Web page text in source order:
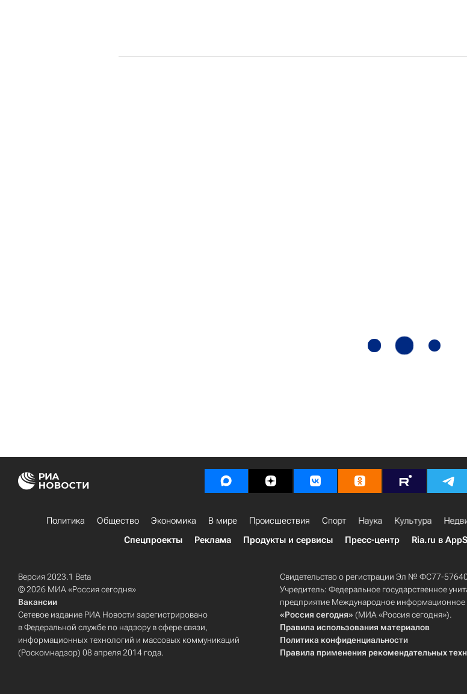
Политика Общество Экономика В мире Происшествия Спорт Наука Культура
Спецпроекты
Реклама Продукты и сервисы Пресс-центр Ria.ru в
Версия 2023.1 Beta
© 2026 МИА «Россия сегодня»
Вакансии
Сетевое издание РИА Новости зарегистрировано
в Федеральной службе по надзору в сфере связи,
информационных технологий и массовых коммуникаций
(Роскомнадзор) 08 апреля 2014 года.
Свидетельство о регистрации Эл № ФС77-57640
Учредитель: Федеральное государственное
предприятие Международное информационное
«Россия сегодня» (МИА «Россия сегодня»).
Правила использования материалов
Политика конфиденциальности
Правила применения рекомендательных